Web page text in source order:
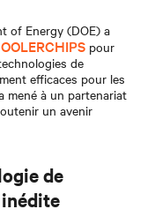
of Energy (DOE) a
pour
de
efficaces pour les
mené à un partenariat
un avenir
de